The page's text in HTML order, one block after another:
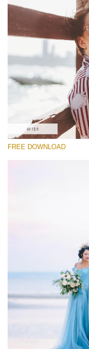
Free Matte Preset
Matte Dream
(70 Lr Presets)
Matte Complete
(130 Lr Presets)
Must-Have
FREE DOWNLOAD